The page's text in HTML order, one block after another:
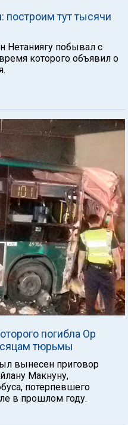
тут тысячи
Нетаниягу побывал с
которого объявил о
погибла Ор
тюрьмы
вынесен приговор
Макнуну,
потерпевшего
в прошлом году.